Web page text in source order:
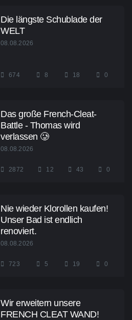
Die längste Schublade der
WELT
08.08.2026
674 8 18 0
Das große French-Cleat-
Battle - Thomas wird
verlassen 🥲
08.08.2026
2872 12 43 0
Nie wieder Klorollen kaufen!
Unser Bad ist endlich
renoviert.
08.08.2026
723 5 19 0
Wir erweitern unsere
FRENCH CLEAT WAND!